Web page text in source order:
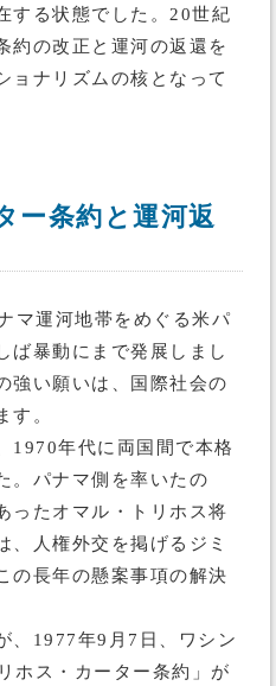
する状態でした。20世紀
約の改正と運河の返還を
ョナリズムの核となって
ー条約と運河返
マ運河地帯をめぐる米パ
ば暴動にまで発展しまし
強い願いは、国際社会の
す。
1970年代に両国間で本格
。パナマ側を率いたの
ったオマル・トリホス将
、人権外交を掲げるジミ
の長年の懸案事項の解決
、1977年9月7日、ワシン
ホス・カーター条約」が